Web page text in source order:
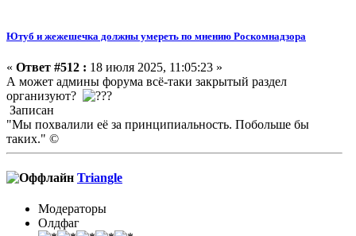
Ютуб и жежешечка должны умереть по мнению Роскомнадзора
« Ответ #512 : 18 июля 2025, 11:05:23 »
А может админы форума всё-таки закрытый раздел
организуют?
Записан
"Мы похвалили её за принципиальность. Побольше бы
таких." ©
Triangle
Модераторы
Олдфаг